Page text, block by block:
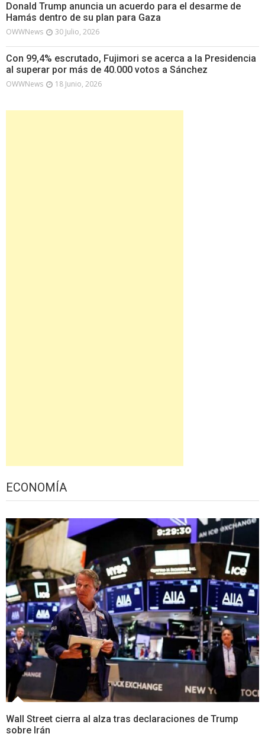
Donald Trump anuncia un acuerdo para el desarme de
Hamás dentro de su plan para Gaza
OWWNews 30 Julio, 2026
Con 99,4% escrutado, Fujimori se acerca a la Presidencia
al superar por más de 40.000 votos a Sánchez
OWWNews 18 Junio, 2026
ECONOMÍA
Wall Street cierra al alza tras declaraciones de Trump
sobre Irán